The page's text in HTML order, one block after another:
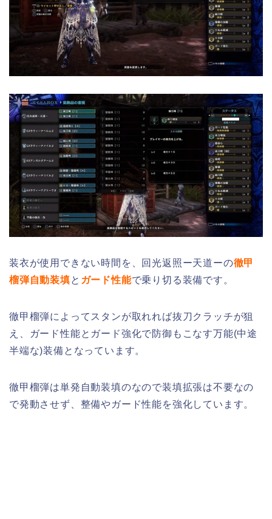
装衣が使用できない時間を、回光返照ー天道ーの徹甲
榴弾自動装填と ガード性能で乗り切る装備です。
徹甲榴弾によってスタンが取れれば抜刀クラッチが狙
え、ガード性能とガード強化で防御もこなす万能(中途
半端な)装備となっています。
徹甲榴弾は単発自動装填のなので装填拡張は不要なの
で発動させず、整備やガード性能を強化しています。